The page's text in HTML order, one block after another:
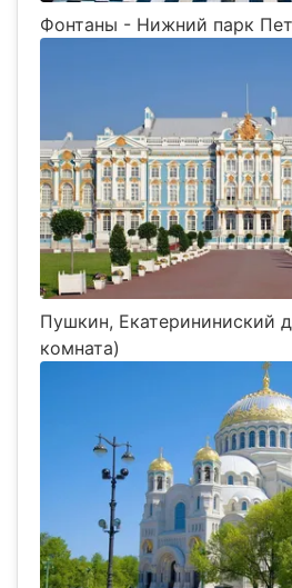
Фонтаны - Нижний парк
Пушкин, Екатерининиский
комната)